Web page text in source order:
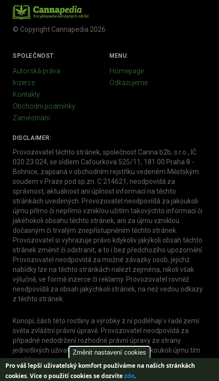
Změnit nastavení cookies
Pro váš lepší uživatelský komfort používáme na našich stránkách
cookies.Více o použití cookies se dozvítezde.
© Copyright Cannapedia 2026
SPOLEČNOST:
Autorská práva
Inzerce
Kontakty
Obchodní podmínky
Zaměstnání
MENU:
Homepage
Odkazujeme
DISCLAIMER:
Provozovatel těchto stránek, společnost Canna b2b, s.r.o., IČ
020 23 024, se sídlem Cafourkova 525/11, 181 00 Praha 8 -
Bohnice, zapsaná v obchodním rejstříku vedeném Městským
soudem v Praze pod sp.zn. C 214621, neodpovídá za
správnost, aktuálnost ani úplnost informací na těchto
stránkách uvedených. Provozovatel neodpovídá za jakoukoli
újmu přímo či nepřímo vzniklou užitím takovýchto informací či
jakéhokoli obsahu těchto stránek, ani za újmu vzniklou
dočasným či trvalým znepřístupněním těchto stránek.
Provozovatel si vyhrazuje právo kdykoliv jakýkoli obsah těchto
stránek změnit či odstranit, a to i bez předchozího upozornění.
Provozovatel neodpovídá za možné závazky osob, jejichž
nabídky lze na těchto stránkách nalézt zejména, nikoli však
výlučně, ve formě inzerce či reklamy. Provozovatel rovněž
neodpovídá za obsah jakýchkoli stránek, na než vedou odkazy
z těchto stránek.
Konopí, části této rostliny a výrobky z ní podléhají v řadě zemí
světa zvláštní právní úpravě. Provozovatel neodpovídá za
případné nedodržení rozhodné právní úpravy ze strany
jednotlivých uživatelů těchto stránek, nebo jakoukoli újmu tím
vzniklou.